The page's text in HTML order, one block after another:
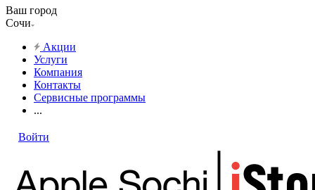
Ваш город
Сочи
Акции
Услуги
Компания
Контакты
Сервисные программы
...
Войти